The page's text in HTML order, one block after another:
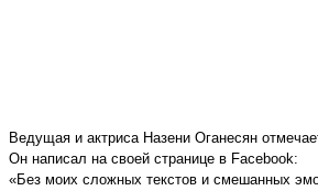
Ведущая и актриса Назени Оганесян
Он написал на своей странице в Facebook:
«Без моих сложных текстов и смешанных